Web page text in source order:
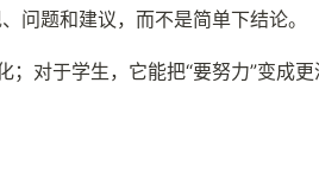
问题和建议，而不是简单下结论。
；对于学生，它能把“要努力”变成